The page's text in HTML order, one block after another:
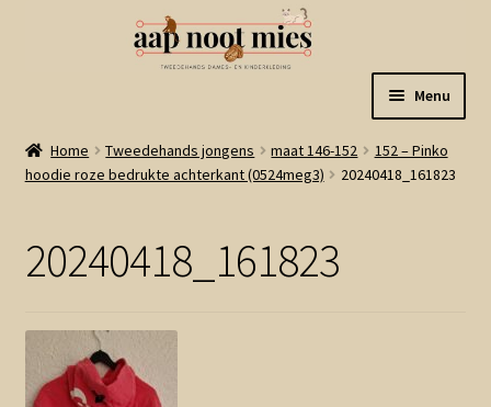
naar
navigatie
de
inhoud
Menu
Welkom
Winkel
Winkelmand
Home Tweedehands jongens maat 146-152
152 – Pinko
hoodie roze bedrukte achterkant (0524meg3)
20240418_161823
20240418_161823